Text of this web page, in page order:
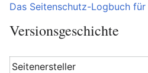
Das Seitenschutz-Logbuch für
Versionsgeschichte
Seitenersteller